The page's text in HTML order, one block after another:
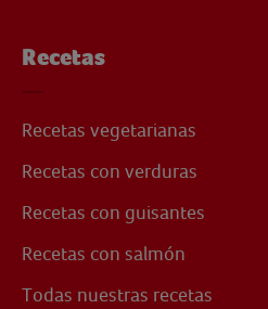
Recetas
Recetas vegetarianas
Recetas con verduras
Recetas con guisantes
Recetas con salmón
Todas nuestras recetas